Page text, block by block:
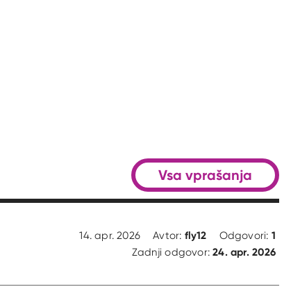
14. apr. 2026 Avtor: fly12 Odgovori: 1
Zadnji odgovor:24. apr. 2026
Vsa vprašanja